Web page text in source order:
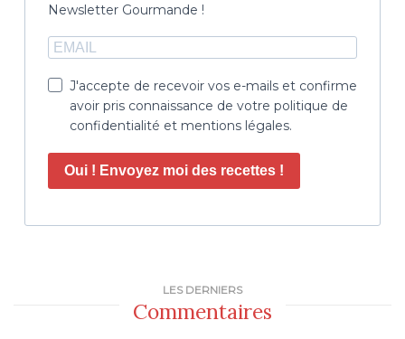
Newsletter Gourmande !
J'accepte de recevoir vos e-mails et confirme
avoir pris connaissance de votre politique de
confidentialité et mentions légales.
Oui ! Envoyez moi des recettes !
LES DERNIERS
Commentaires